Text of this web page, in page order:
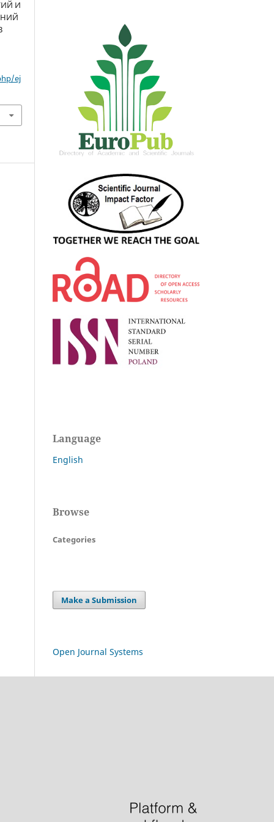
И
ej
Language
English
Browse
Categories
Make a Submission
Open Journal Systems